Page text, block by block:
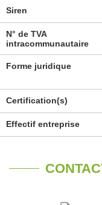
Siren
N° de TVA
intracommunautaire
Forme juridique
Certification(s)
Effectif entreprise